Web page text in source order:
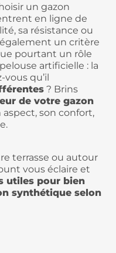
un gazon
en ligne de
sa résistance ou
un critère
pourtant un rôle
artificielle : la
vous qu’il
? Brins
de votre gazon
son confort,
terrasse ou autour
vous éclaire et
utiles pour bien
synthétique selon